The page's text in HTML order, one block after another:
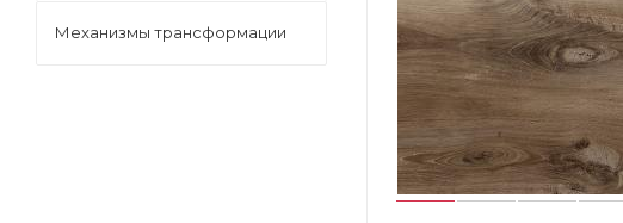
Механизмы трансформации